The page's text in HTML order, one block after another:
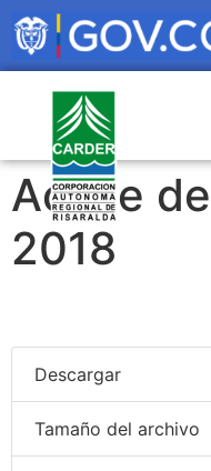
Acuse
2018
Descargar
Tamaño del archivo